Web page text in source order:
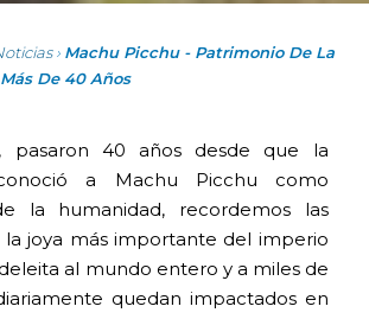
› Machu Picchu - Patrimonio De La
De 40 Años
pasaron 40 años desde que la
a Machu Picchu como
la humanidad, recordemos las
la joya más importante del imperio
al mundo entero y a miles de
quedan impactados en